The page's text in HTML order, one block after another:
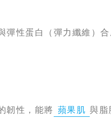
彈性蛋白（彈力纖維）
韌性，能將 蘋果肌 與脂